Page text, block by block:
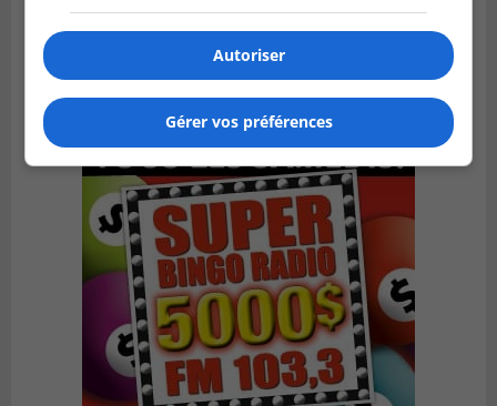
LA PRAIRIE
Publié le 4 août 2026 à 15h50
Le mur du rempart de La Prairie retrouve
sa jeunesse
Autoriser
Gérer vos préférences